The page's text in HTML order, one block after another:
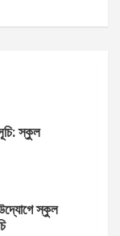
স্কুল
স্কুল